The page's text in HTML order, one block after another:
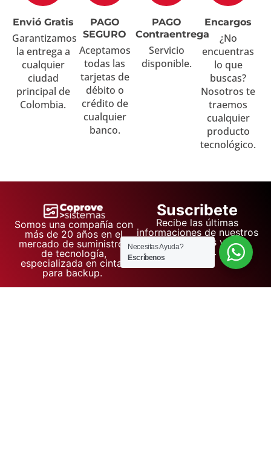
Envió Gratis
Garantizamos
la entrega a
cualquier
ciudad
principal de
Colombia.
PAGO
SEGURO
Aceptamos
todas las
tarjetas de
débito o
crédito de
cualquier
banco.
PAGO
Contraentrega
Servicio
disponible.
Encargos
¿No
encuentras
lo que
buscas?
Nosotros te
traemos
cualquier
producto
tecnológico.
Somos una compañía con
más de 20 años en el
mercado de suministros
de tecnología,
especializada en cintas
para backup.
Suscribete
Recibe las últimas
informaciones de nuestros
proyectos y
eventos.
Necesitas Ayuda?
Escríbenos